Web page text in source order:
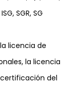
SGR, SG
licencia de
la licencia
del